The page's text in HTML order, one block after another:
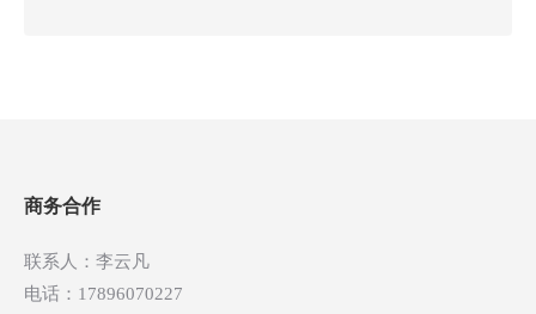
商务合作
联系人：李云凡
电话：17896070227